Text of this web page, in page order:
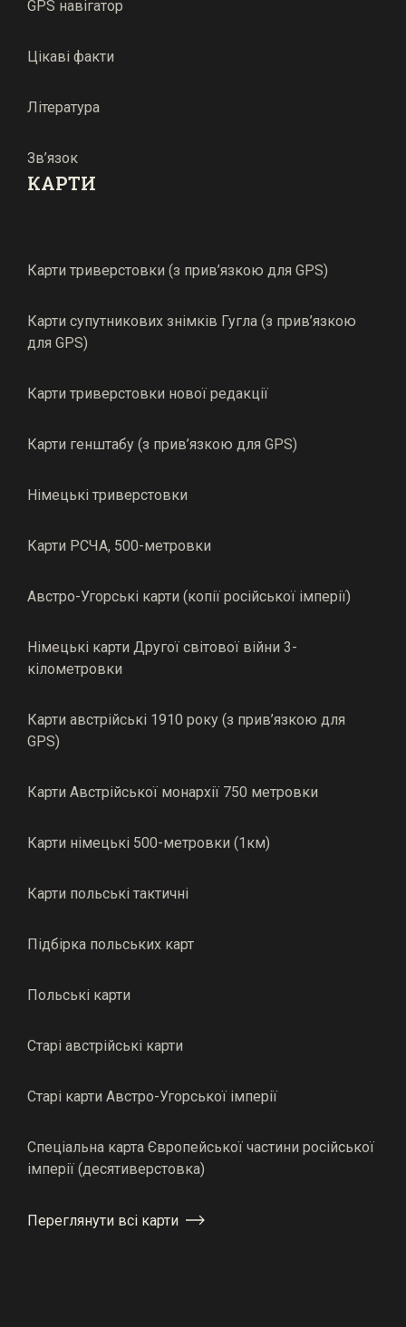
GPS навігатор
Цікаві факти
Література
Зв’язок
КАРТИ
Карти триверстовки (з прив’язкою для GPS)
Карти супутникових знімків Гугла (з прив’язкою
для GPS)
Карти триверстовки нової редакції
Карти генштабу (з прив’язкою для GPS)
Німецькі триверстовки
Карти РСЧА, 500-метровки
Австро-Угорські карти (копії російської імперії)
Німецькі карти Другої світової війни 3-
кілометровки
Карти австрійські 1910 року (з прив’язкою для
GPS)
Карти Австрійської монархії 750 метровки
Карти німецькі 500-метровки (1км)
Карти польські тактичні
Підбірка польських карт
Польські карти
Старі австрійські карти
Старі карти Австро-Угорської імперії
Спеціальна карта Європейської частини російської
імперії (десятиверстовка)
Переглянути всі карти